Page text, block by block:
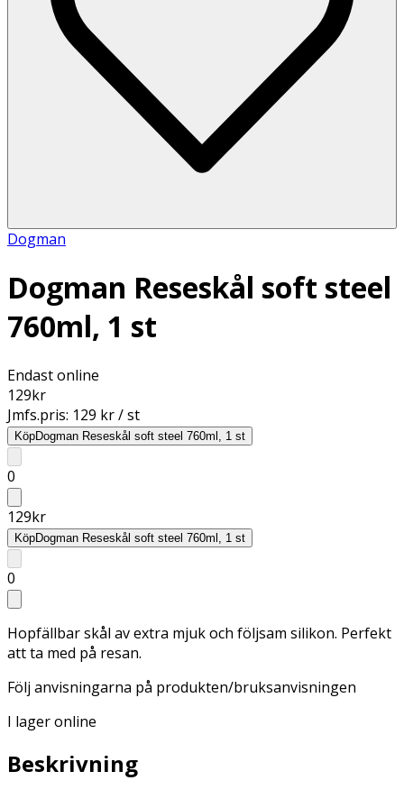
Dogman
Dogman Reseskål soft steel
760ml, 1 st
Endast online
129kr
Jmfs.pris: 129 kr / st
KöpDogman Reseskål soft steel 760ml, 1 st
0
129kr
KöpDogman Reseskål soft steel 760ml, 1 st
0
Hopfällbar skål av extra mjuk och följsam silikon. Perfekt
att ta med på resan.
Följ anvisningarna på produkten/bruksanvisningen
I lager online
Beskrivning